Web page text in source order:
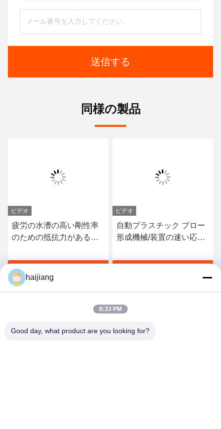
送信する
同様の製品
ビデオ
疲労の水漕の高い剛性率
のための抵抗力があるプ
械
最高 の 価格 を 入手 す
ビデオ
自動プラスチック ブロー
形成機械/装置の速い応答
haijiang
8:33 PM
Good day, what product are you looking for?